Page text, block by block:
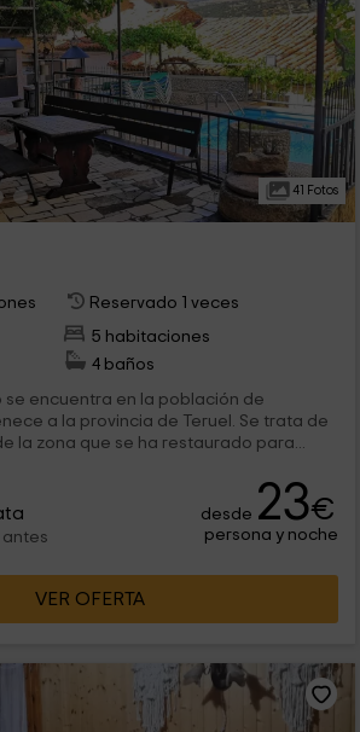
41 Fotos
Reservado 1 veces
5 habitaciones
4 baños
se encuentra en la población de
a la provincia de Teruel. Se trata de
la zona que se ha restaurado para...
antes
desde 23€
persona y noche
VER OFERTA